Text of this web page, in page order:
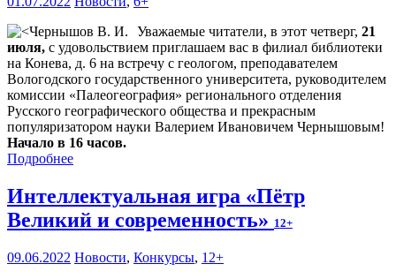
Уважаемые читатели, в этот четверг, 21
июля, с удовольствием приглашаем вас в филиал библиотеки
на Конева, д. 6 на встречу с геологом, преподавателем
Вологодского государственного университета, руководителем
комиссии «Палеогеография» регионального отделения
Русского географического общества и прекрасным
популяризатором науки Валерием Ивановичем Чернышовым!
Начало в 16 часов.
Подробнее
Интеллектуальная игра «Пётр
Великий и современность» 12+
09.06.2022 Новости, Конкурсы, 12+